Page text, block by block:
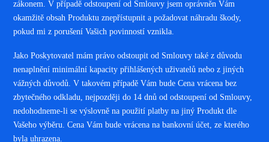
zákonem. V případě odstoupení od Smlouvy jsem oprávněn Vám
okamžitě obsah Produktu znepřístupnit a požadovat náhradu škody,
pokud mi z porušení Vašich povinností vznikla.
Jako Poskytovatel mám právo odstoupit od Smlouvy také z důvodu
nenaplnění minimální kapacity přihlášených uživatelů nebo z jiných
vážných důvodů. V takovém případě Vám bude Cena vrácena bez
zbytečného odkladu, nejpozději do 14 dnů od odstoupení od Smlouvy,
nedohodneme-li se výslovně na použití platby na jiný Produkt dle
Vašeho výběru. Cena Vám bude vrácena na bankovní účet, ze kterého
byla uhrazena.